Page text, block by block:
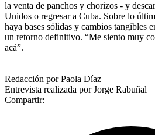
la venta de panchos y chorizos - y
Unidos o regresar a Cuba. Sobre lo
haya bases sólidas y cambios tangibles
un retorno definitivo. “Me siento muy
acá”.
Redacción por Paola Díaz
Entrevista realizada por Jorge Rabuñal
Compartir: